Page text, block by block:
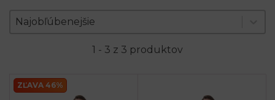
Zoradenie produktov
Sort content
Najobľúbenejšie
Sort content
1 - 3 z 3 produktov
ZĽAVA 46%